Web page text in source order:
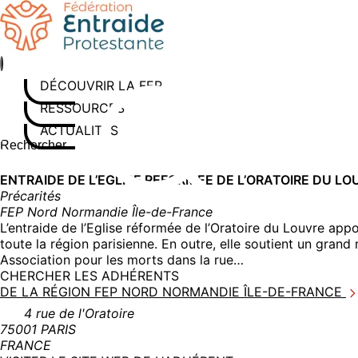
Aller
au
contenu
DÉCOUVRIR LA FEP
RESSOURCES
ACTUALITÉS
Rechercher sur le site
Saisissez au moins 3 caractères pour lancer la recherche
ENTRAIDE DE L’EGLISE REFORMEE DE L’ORATOIRE DU
Précarités
FEP Nord Normandie Île-de-France
L’entraide de l’Eglise réformée de l’Oratoire du Louvre
toute la région parisienne. En outre, elle soutient un grand
Association pour les morts dans la rue…
CHERCHER LES ADHÉRENTS
DE LA RÉGION FEP NORD NORMANDIE ÎLE-DE-FRANCE
4 rue de l'Oratoire
75001 PARIS
FRANCE